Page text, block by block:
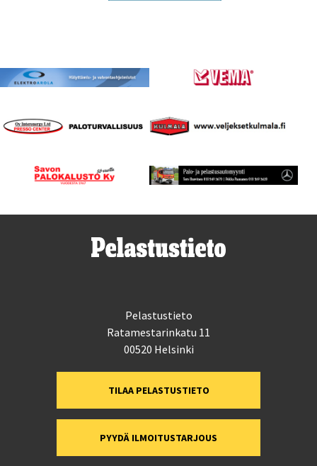
Pelastustieto
Ratamestarinkatu 11
00520 Helsinki
TILAA PELASTUSTIETO
PYYDÄ ILMOITUSTARJOUS